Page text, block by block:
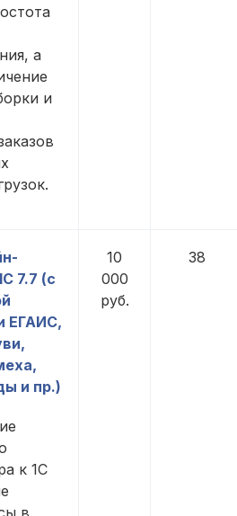
а
и
7.7 (с
ЕГАИС,
и пр.)
к 1С
в
10
000
руб.
38